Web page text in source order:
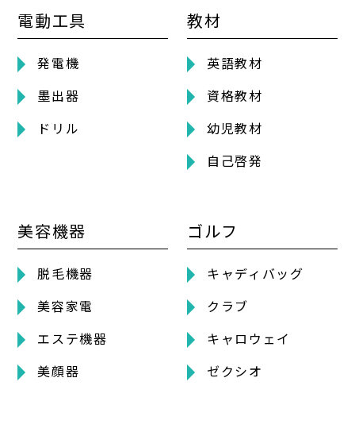
電動工具
発電機
墨出器
ドリル
教材
英語教材
資格教材
幼児教材
自己啓発
美容機器
脱毛機器
美容家電
エステ機器
美顔器
ゴルフ
キャディバッグ
クラブ
キャロウェイ
ゼクシオ